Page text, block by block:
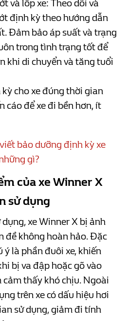
và lốp xe: Theo dõi và
định kỳ theo hướng dẫn
Đảm bảo áp suất và trạng
trong tình trạng tốt để
khi di chuyển và tăng tuổi
cho xe đúng thời gian
cáo để xe đi bền hơn, ít
bảo dưỡng định kỳ xe
gì?
của xe Winner X
sử dụng
xe Winner X bị ảnh
đề không hoàn hảo. Đặc
ý là phần đuôi xe, khiến
bị va đập hoặc gõ vào
thấy khó chịu. Ngoài
trên xe có dấu hiệu hơi
sử dụng, giảm đi tính